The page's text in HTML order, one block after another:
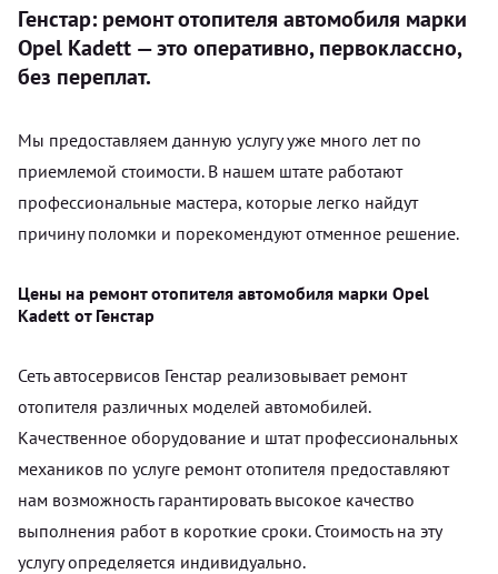
Генстар: ремонт отопителя автомобиля марки
Opel Kadett — это оперативно, первоклассно,
без переплат.
Мы предоставляем данную услугу уже много лет по
приемлемой стоимости. В нашем штате работают
профессиональные мастера, которые легко найдут
причину поломки и порекомендуют отменное решение.
Цены на ремонт отопителя автомобиля марки Opel
Kadett от Генстар
Сеть автосервисов Генстар реализовывает ремонт
отопителя различных моделей автомобилей.
Качественное оборудование и штат профессиональных
механиков по услуге ремонт отопителя предоставляют
нам возможность гарантировать высокое качество
выполнения работ в короткие сроки. Стоимость на эту
услугу определяется индивидуально.